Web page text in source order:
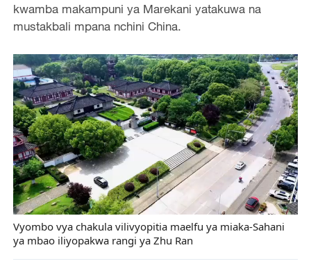
kwamba makampuni ya Marekani yatakuwa na
mustakbali mpana nchini China.
Vyombo vya chakula vilivyopitia maelfu ya miaka-Sahani
ya mbao iliyopakwa rangi ya Zhu Ran